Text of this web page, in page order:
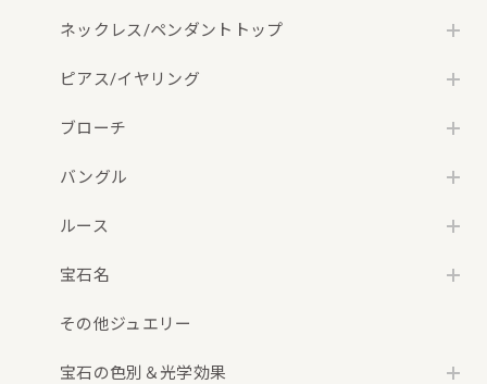
ネックレス/ペンダントトップ
ピアス/イヤリング
ブローチ
バングル
ルース
宝石名
その他ジュエリー
宝石の色別＆光学効果